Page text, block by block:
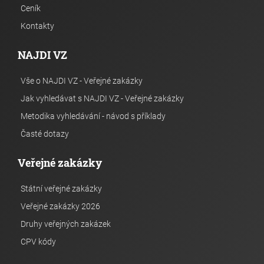
Ceník
Kontakty
NAJDI VZ
Vše o NAJDI VZ - Veřejné zakázky
Jak vyhledávat s NAJDI VZ - Veřejné zakázky
Metodika vyhledávání - návod s příklady
Časté dotazy
Veřejné zakázky
Státní veřejné zakázky
Veřejné zakázky 2026
Druhy veřejných zakázek
CPV kódy